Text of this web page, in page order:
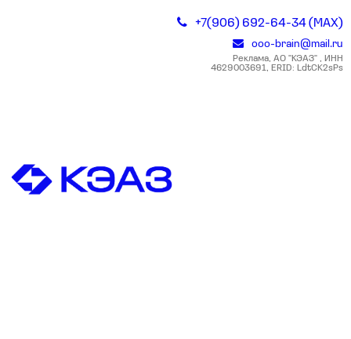
+7(906) 692-64-34 (MAX)
ooo-brain@mail.ru
Реклама, АО "КЭАЗ" , ИНН
4629003691, ERID: LdtCK2sPs